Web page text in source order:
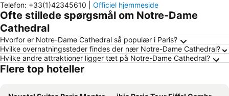
Telefon: +33(1)42345610 Officiel hjemmeside
Ofte stillede spørgsmål om Notre-Dame
Cathedral
Hvorfor er Notre-Dame Cathedral så populær i Paris?
Hvilke overnatningssteder findes der nær Notre-Dame Cathedral?
Hvilke andre attraktioner ligger tæt på Notre-Dame Cathedral?
Flere top hoteller